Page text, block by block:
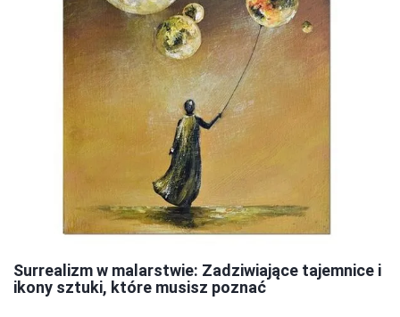
Surrealizm w malarstwie: Zadziwiające tajemnice i
ikony sztuki, które musisz poznać